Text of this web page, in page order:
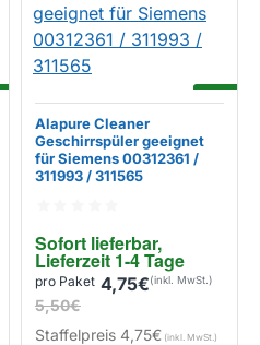
Sofort lieferbar,
Lieferzeit 1-4 Tage
Alapure Cleaner
Geschirrspüler geeignet
für Siemens 00312361 /
311993 / 311565
4,75€
5,50€
pro Paket
Staffelpreis4,75€